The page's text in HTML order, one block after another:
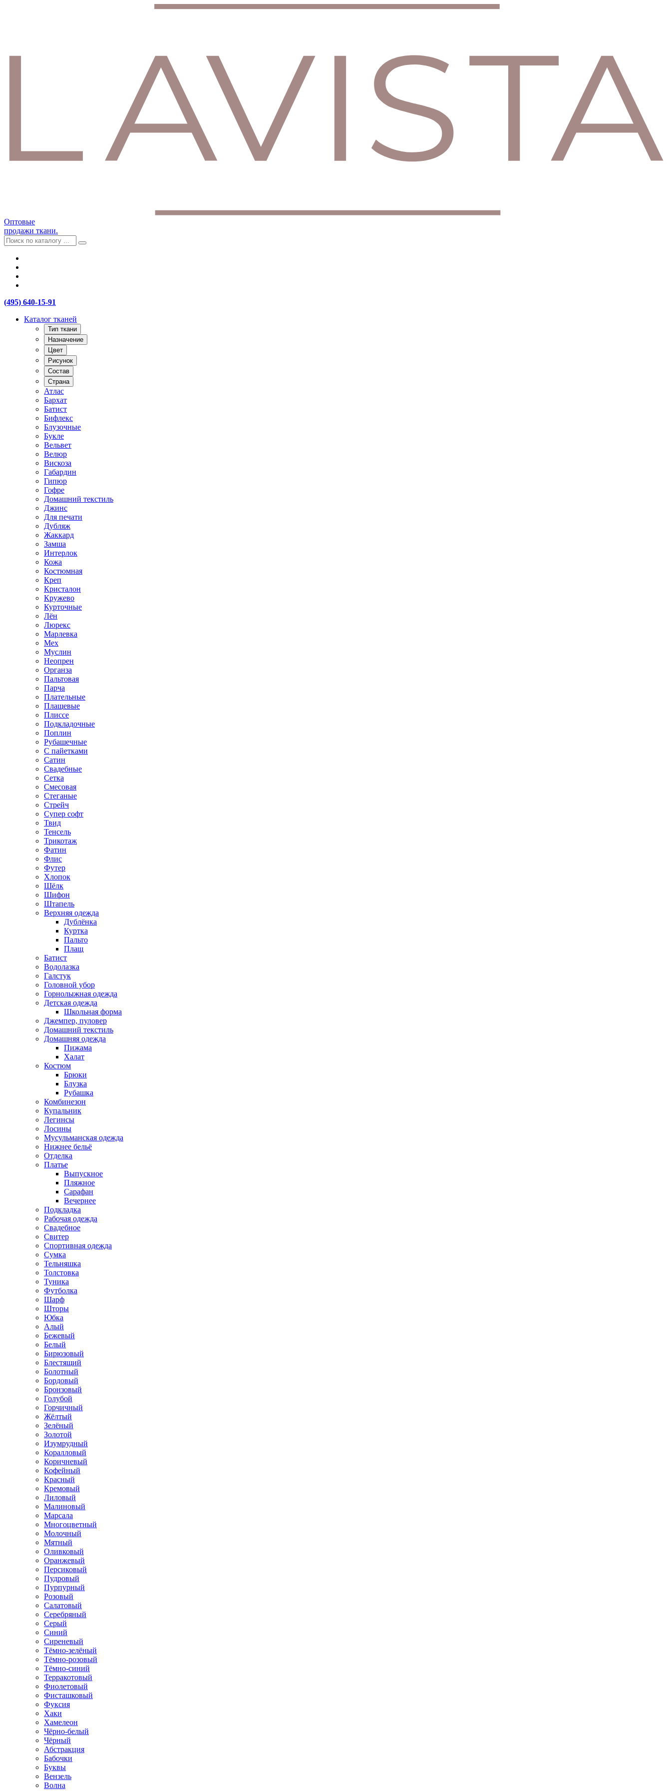
Оптовые
продажи ткани.
(495) 640-15-91
Каталог тканей
Тип ткани
Назначение
Цвет
Рисунок
Состав
Страна
Атлас
Бархат
Батист
Бифлекс
Блузочные
Букле
Вельвет
Велюр
Вискоза
Габардин
Гипюр
Гофре
Домашний текстиль
Джинс
Для печати
Дубляж
Жаккард
Замша
Интерлок
Кожа
Костюмная
Креп
Кристалон
Кружево
Курточные
Лён
Люрекс
Марлевка
Мех
Муслин
Неопрен
Органза
Пальтовая
Парча
Плательные
Плащевые
Плиссе
Подкладочные
Поплин
Рубашечные
С пайетками
Сатин
Свадебные
Сетка
Смесовая
Стеганые
Стрейч
Супер софт
Твид
Тенсель
Трикотаж
Фатин
Флис
Футер
Хлопок
Шёлк
Шифон
Штапель
Верхняя одежда
Дублёнка
Куртка
Пальто
Плащ
Батист
Водолазка
Галстук
Головной убор
Горнолыжная одежда
Детская одежда
Школьная форма
Джемпер, пуловер
Домашний текстиль
Домашняя одежда
Пижама
Халат
Костюм
Брюки
Блузка
Рубашка
Комбинезон
Купальник
Легинсы
Лосины
Мусульманская одежда
Нижнее бельё
Отделка
Платье
Выпускное
Пляжное
Сарафан
Вечернее
Подкладка
Рабочая одежда
Свадебное
Свитер
Спортивная одежда
Сумка
Тельняшка
Толстовка
Туника
Футболка
Шарф
Шторы
Юбка
Алый
Бежевый
Белый
Бирюзовый
Блестящий
Болотный
Бордовый
Бронзовый
Голубой
Горчичный
Жёлтый
Зелёный
Золотой
Изумрудный
Коралловый
Коричневый
Кофейный
Красный
Кремовый
Лиловый
Малиновый
Марсала
Многоцветный
Молочный
Мятный
Оливковый
Оранжевый
Персиковый
Пудровый
Пурпурный
Розовый
Салатовый
Серебряный
Серый
Синий
Сиреневый
Тёмно-зелёный
Тёмно-розовый
Тёмно-синий
Терракотовый
Фиолетовый
Фисташковый
Фуксия
Хаки
Хамелеон
Чёрно-белый
Чёрный
Абстракция
Бабочки
Буквы
Вензель
Волна